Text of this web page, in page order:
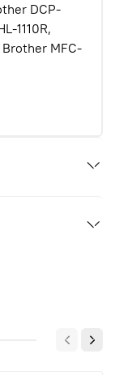
DCP-
1110R,
Brother MFC-